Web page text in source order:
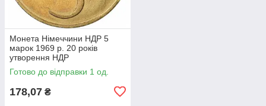
Монета Німеччини НДР 5
марок 1969 р. 20 років
утворення НДР
Готово до відправки 1 од.
178,07 ₴